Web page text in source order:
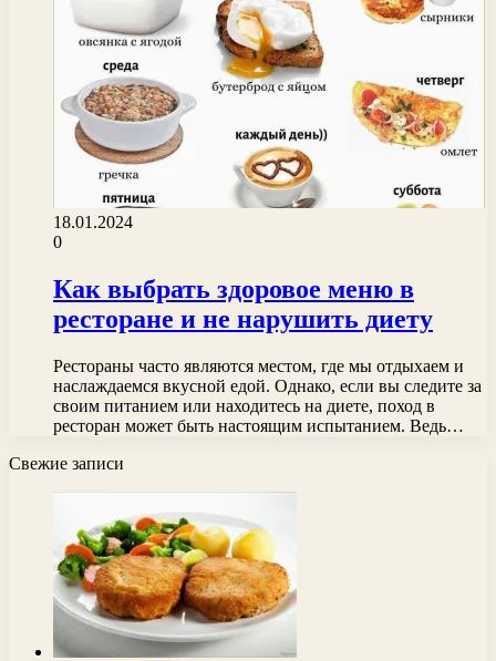
18.01.2024
0
Как выбрать здоровое меню в
ресторане и не нарушить диету
Рестораны часто являются местом, где мы отдыхаем и
наслаждаемся вкусной едой. Однако, если вы следите за
своим питанием или находитесь на диете, поход в
ресторан может быть настоящим испытанием. Ведь…
Свежие записи